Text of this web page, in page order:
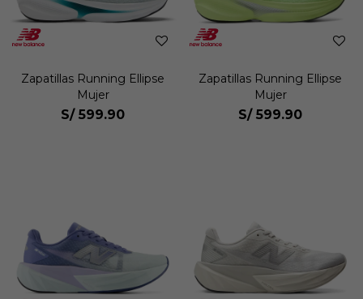
Zapatillas Running Ellipse
Mujer
S/ 599.90
Zapatillas Running Ellipse
Mujer
S/ 599.90